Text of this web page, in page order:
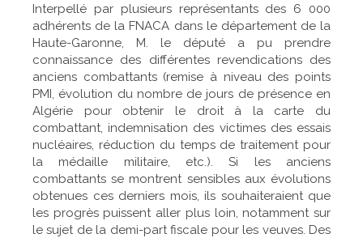
Interpellé par plusieurs représentants des 6 000
adhérents de la FNACA dans le département de la
Haute-Garonne, M. le député a pu prendre
connaissance des différentes revendications des
anciens combattants (remise à niveau des points
PMI, évolution du nombre de jours de présence en
Algérie pour obtenir le droit à la carte du
combattant, indemnisation des victimes des essais
nucléaires, réduction du temps de traitement pour
la médaille militaire, etc.). Si les anciens
combattants se montrent sensibles aux évolutions
obtenues ces derniers mois, ils souhaiteraient que
les progrès puissent aller plus loin, notamment sur
le sujet de la demi-part fiscale pour les veuves. Des